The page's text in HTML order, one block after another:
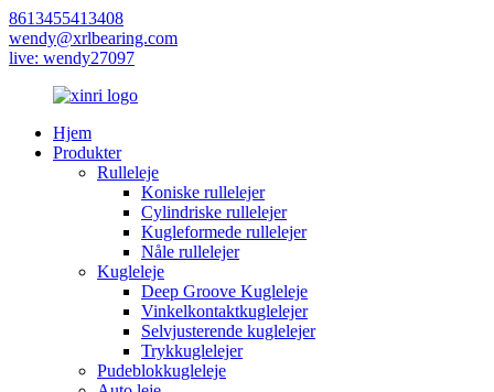
8613455413408
wendy@xrlbearing.com
live: wendy27097
Hjem
Produkter
Rulleleje
Koniske rullelejer
Cylindriske rullelejer
Kugleformede rullelejer
Nåle rullelejer
Kugleleje
Deep Groove Kugleleje
Vinkelkontaktkuglelejer
Selvjusterende kuglelejer
Trykkuglelejer
Pudeblokkugleleje